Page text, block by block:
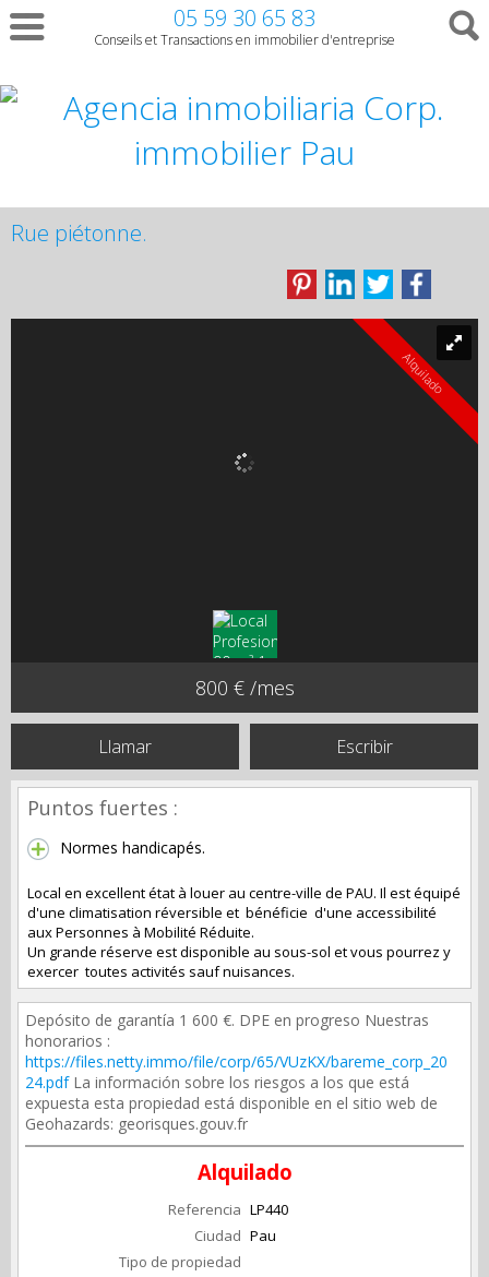
05 59 30 65 83
Conseils et Transactions en immobilier d'entreprise
Rue piétonne.
Alquilado
800 € /mes
Llamar Escribir
Puntos fuertes :
Normes handicapés.
Local en excellent état à louer au centre-ville de PAU. Il est équipé
d'une climatisation réversible et bénéficie d'une accessibilité
aux Personnes à Mobilité Réduite.
Un grande réserve est disponible au sous-sol et vous pourrez y
exercer toutes activités sauf nuisances.
Depósito de garantía 1 600 €. DPE en progreso Nuestras
honorarios :
https://files.netty.immo/file/corp/65/VUzKX/bareme_corp_20
24.pdfLa información sobre los riesgos a los que está
expuesta esta propiedad está disponible en el sitio web de
Geohazards: georisques.gouv.fr
Alquilado
Referencia LP440
Ciudad Pau
Tipo de propiedad